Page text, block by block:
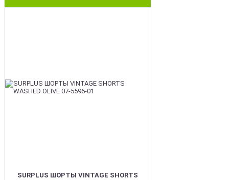
SURPLUS ШОРТЫ VINTAGE SHORTS